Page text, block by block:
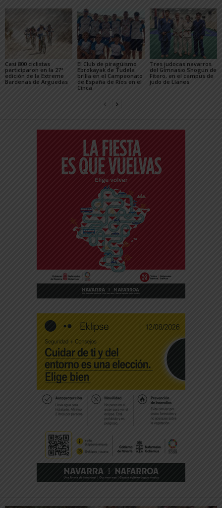
Casi 800 ciclistas
participaron en la 27ª
edición de la Extreme
Bardenas de Arguedas
El Club de piragüismo
Ebrokayak de Tudela
brilla en el Campeonato
de España de Ríos en el
Cinca
Tres judocas navarros
del Gimnasio Shogun de
Fitero, en el campus de
judo de Llanes